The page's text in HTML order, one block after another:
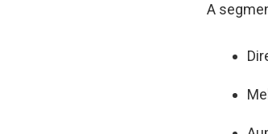
A